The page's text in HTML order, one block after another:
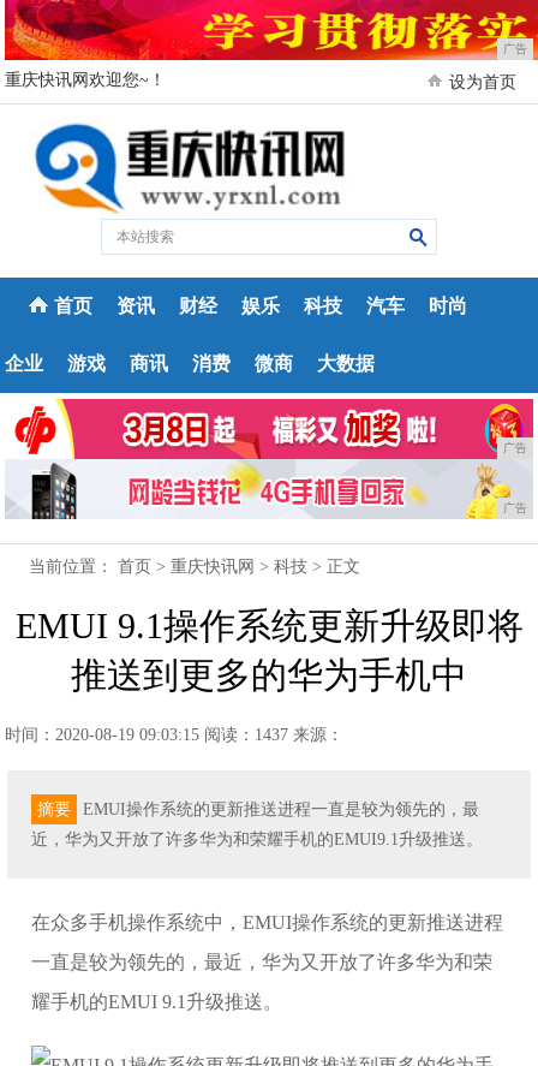
广告
重庆快讯网欢迎您~！ 设为首页
首页 资讯 财经 娱乐 科技 汽车 时尚
企业 游戏 商讯 消费 微商 大数据
广告
广告
当前位置：首页 >重庆快讯网 >科技 > 正文
EMUI 9.1操作系统更新升级即将
推送到更多的华为手机中
时间：2020-08-19 09:03:15 阅读：1437 来源：
摘要
EMUI操作系统的更新推送进程一直是较为领先的，最
近，华为又开放了许多华为和荣耀手机的EMUI9.1升级推送。
在众多手机操作系统中，EMUI操作系统的更新推送进程
一直是较为领先的，最近，华为又开放了许多华为和荣
耀手机的EMUI 9.1升级推送。